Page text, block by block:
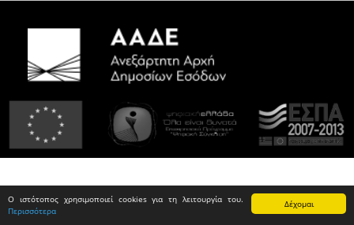
Δέχομαι
Ο ιστότοπος χρησιμοποιεί cookies για τη λειτουργία του.
Περισσότερα